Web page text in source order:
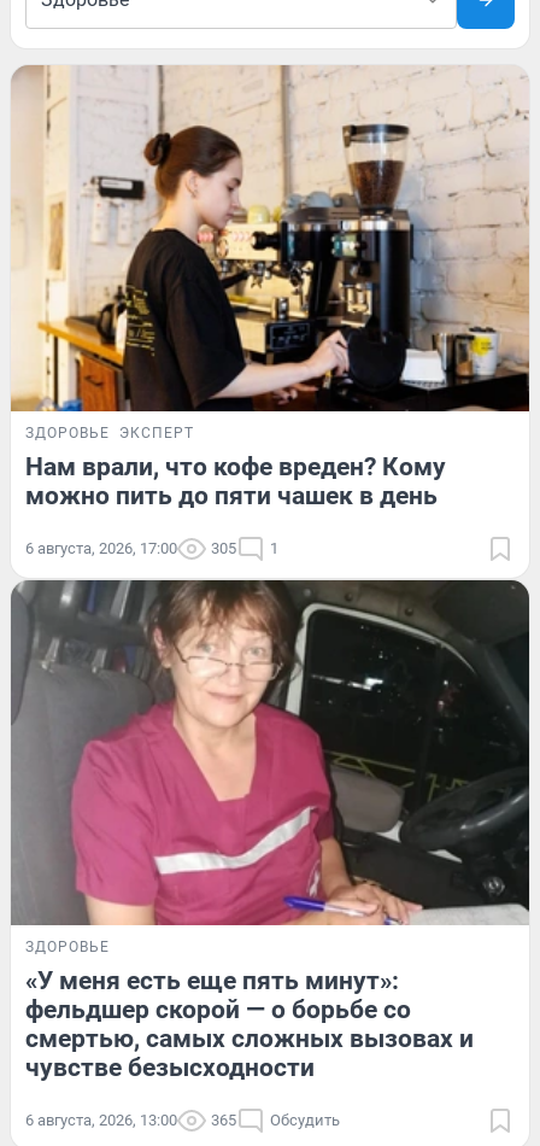
ЗДОРОВЬЕ ЭКСПЕРТ
Нам врали, что кофе вреден? Кому
можно пить до пяти чашек в день
6 августа, 2026, 17:00 305 1
ЗДОРОВЬЕ
«У меня есть еще пять минут»:
фельдшер скорой — о борьбе со
смертью, самых сложных вызовах и
чувстве безысходности
6 августа, 2026, 13:00 365 Обсудить